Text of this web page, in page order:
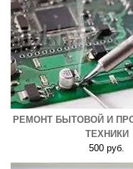
РЕМОНТ БЫТОВОЙ И
ТЕХНИКИ
500 руб.